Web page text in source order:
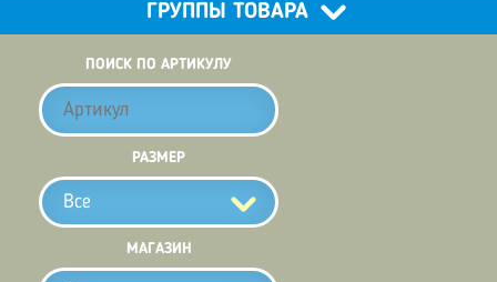
ГРУППЫ ТОВАРА
ПОИСК ПО АРТИКУЛУ
РАЗМЕР
Все
МАГАЗИН